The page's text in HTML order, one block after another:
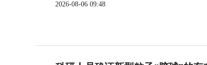
2026-08-06 09:48